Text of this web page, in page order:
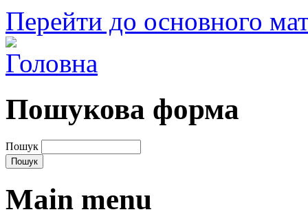
Перейти до основного
Пошукова форма
Пошук
Main menu